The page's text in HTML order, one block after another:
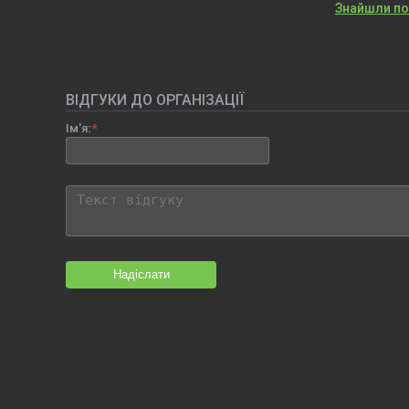
Знайшли
ВІДГУКИ ДО ОРГАНІЗАЦІЇ
Ім'я:
Надіслати